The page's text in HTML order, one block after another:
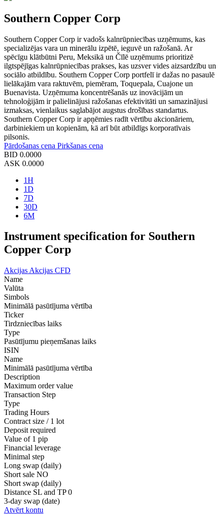
Southern Copper Corp
Southern Copper Corp ir vadošs kalnrūpniecības uzņēmums, kas
specializējas vara un minerālu izpētē, ieguvē un ražošanā. Ar
spēcīgu klātbūtni Peru, Meksikā un Čīlē uzņēmums prioritizē
ilgtspējīgas kalnrūpniecības prakses, kas uzsver vides aizsardzību un
sociālo atbildību. Southern Copper Corp portfelī ir dažas no pasaulē
lielākajām vara raktuvēm, piemēram, Toquepala, Cuajone un
Buenavista. Uzņēmuma koncentrēšanās uz inovācijām un
tehnoloģijām ir palielinājusi ražošanas efektivitāti un samazinājusi
izmaksas, vienlaikus saglabājot augstus drošības standartus.
Southern Copper Corp ir apņēmies radīt vērtību akcionāriem,
darbiniekiem un kopienām, kā arī būt atbildīgs korporatīvais
pilsonis.
Pārdošanas cena Pirkšanas cena
BID 0.0000
ASK 0.0000
1H
1D
7D
30D
6M
Instrument specification for Southern
Copper Corp
Akcijas Akcijas CFD
Name
Valūta
Simbols
Minimālā pasūtījuma vērtība
Ticker
Tirdzniecības laiks
Type
Pasūtījumu pieņemšanas laiks
ISIN
Name
Minimālā pasūtījuma vērtība
Description
Maximum order value
Transaction Step
Type
Trading Hours
Contract size / 1 lot
Deposit required
Value of 1 pip
Financial leverage
Minimal step
Long swap (daily)
Short sale NO
Short swap (daily)
Distance SL and TP 0
3-day swap (date)
Atvērt kontu